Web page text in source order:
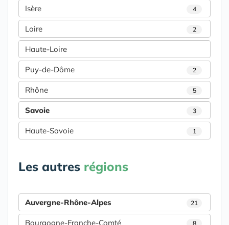
Isère 4
Loire 2
Haute-Loire
Puy-de-Dôme 2
Rhône 5
Savoie 3
Haute-Savoie 1
Les autres régions
Auvergne-Rhône-Alpes 21
Bourgogne-Franche-Comté 8